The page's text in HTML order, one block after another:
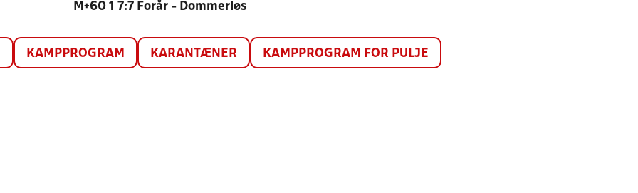
M+60 1 7:7 Forår - Dommerløs
KAMPPROGRAM KARANTÆNER KAMPPROGRAM FOR PULJE